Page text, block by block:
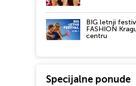
BIG letnji
FASHION
centru
Specijalne ponude